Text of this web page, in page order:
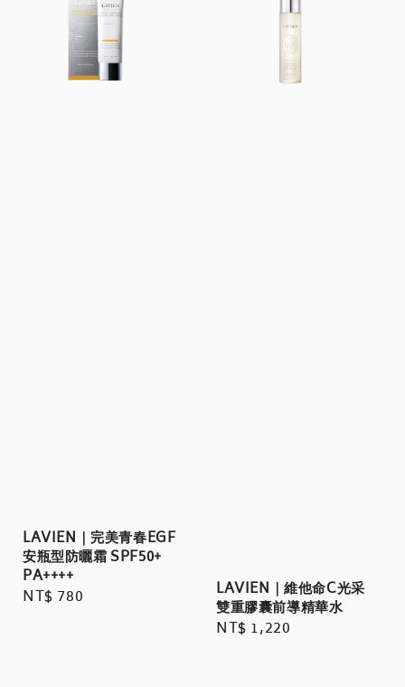
LAVIEN｜完美青春EGF
安瓶型防曬霜 SPF50+
PA++++
Regular
NT$ 780 LAVIEN｜維他命C光采
雙重膠囊前導精華水
Regular
NT$ 1,220